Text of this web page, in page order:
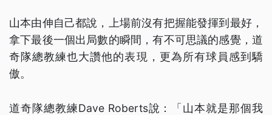
山本由伸自己都說，上場前沒有把握能發揮到最好，
拿下最後一個出局數的瞬間，有不可思議的感覺，道
奇隊總教練也大讚他的表現，更為所有球員感到驕
傲。
道奇隊總教練Dave Roberts說：「山本就是那個我